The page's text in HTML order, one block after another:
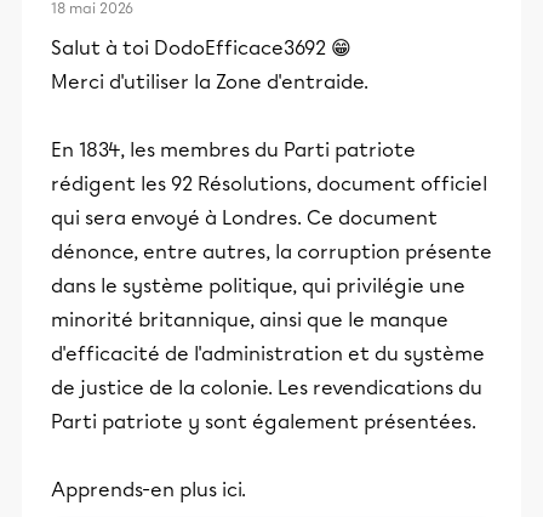
18 mai 2026
Salut à toi DodoEfficace3692 😁
Merci d'utiliser la Zone d'entraide.
En 1834, les membres du Parti patriote
rédigent les 92 Résolutions, document officiel
qui sera envoyé à Londres. Ce document
dénonce, entre autres, la corruption présente
dans le système politique, qui privilégie une
minorité britannique, ainsi que le manque
d'efficacité de l'administration et du système
de justice de la colonie. Les revendications du
Parti patriote y sont également présentées.
Apprends-en plus ici.